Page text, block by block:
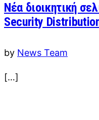
Νέα διοικητική
Security
by News Team
[…]